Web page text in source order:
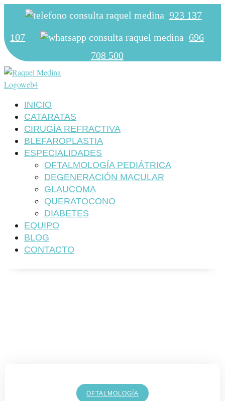
923 137
107
696
708 500
INICIO
CATARATAS
CIRUGÍA REFRACTIVA
BLEFAROPLASTIA
ESPECIALIDADES
OFTALMOLOGÍA PEDIÁTRICA
DEGENERACIÓN MACULAR
GLAUCOMA
QUERATOCONO
DIABETES
EQUIPO
BLOG
CONTACTO
OFTALMOLOGÍA